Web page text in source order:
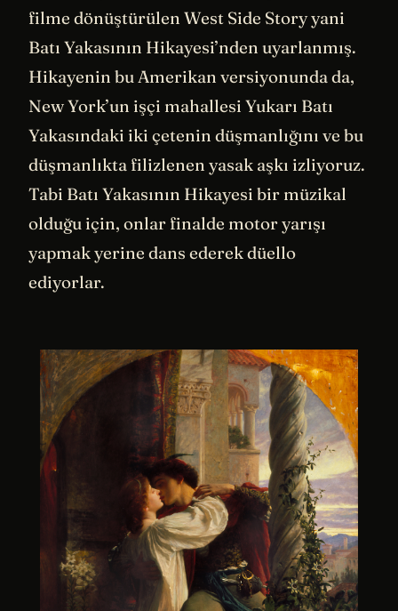
filme dönüştürülen West Side Story yani
Batı Yakasının Hikayesi’nden uyarlanmış.
Hikayenin bu Amerikan versiyonunda da,
New York’un işçi mahallesi Yukarı Batı
Yakasındaki iki çetenin düşmanlığını ve bu
düşmanlıkta filizlenen yasak aşkı izliyoruz.
Tabi Batı Yakasının Hikayesi bir müzikal
olduğu için, onlar finalde motor yarışı
yapmak yerine dans ederek düello
ediyorlar.